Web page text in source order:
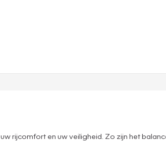
rijcomfort en uw veiligheid. Zo zijn het